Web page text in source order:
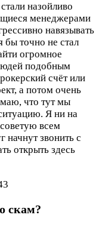
назойливо
менеджерами
навязывать
бы точно не стал
огромное
подобным
счёт или
а потом очень
что тут мы
Я ни на
всем
начнут звонить с
открыть здесь
скам?